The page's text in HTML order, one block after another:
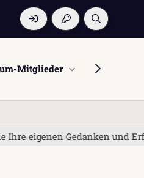
Mitglieder Mitglieder
und Erfahrungen; bei